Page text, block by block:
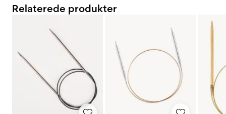
Relaterede produkter